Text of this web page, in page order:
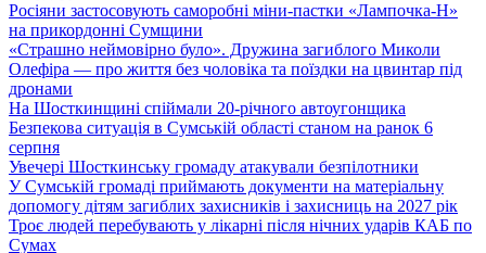
Росіяни застосовують саморобні міни-пастки «Лампочка-Н»
на прикордонні Сумщини
«Страшно неймовірно було». Дружина загиблого Миколи
Олефіра — про життя без чоловіка та поїздки на цвинтар під
дронами
На Шосткинщині спіймали 20-річного автоугонщика
Безпекова ситуація в Сумській області станом на ранок 6
серпня
Увечері Шосткинську громаду атакували безпілотники
У Сумській громаді приймають документи на матеріальну
допомогу дітям загиблих захисників і захисниць на 2027 рік
Троє людей перебувають у лікарні після нічних ударів КАБ по
Сумах